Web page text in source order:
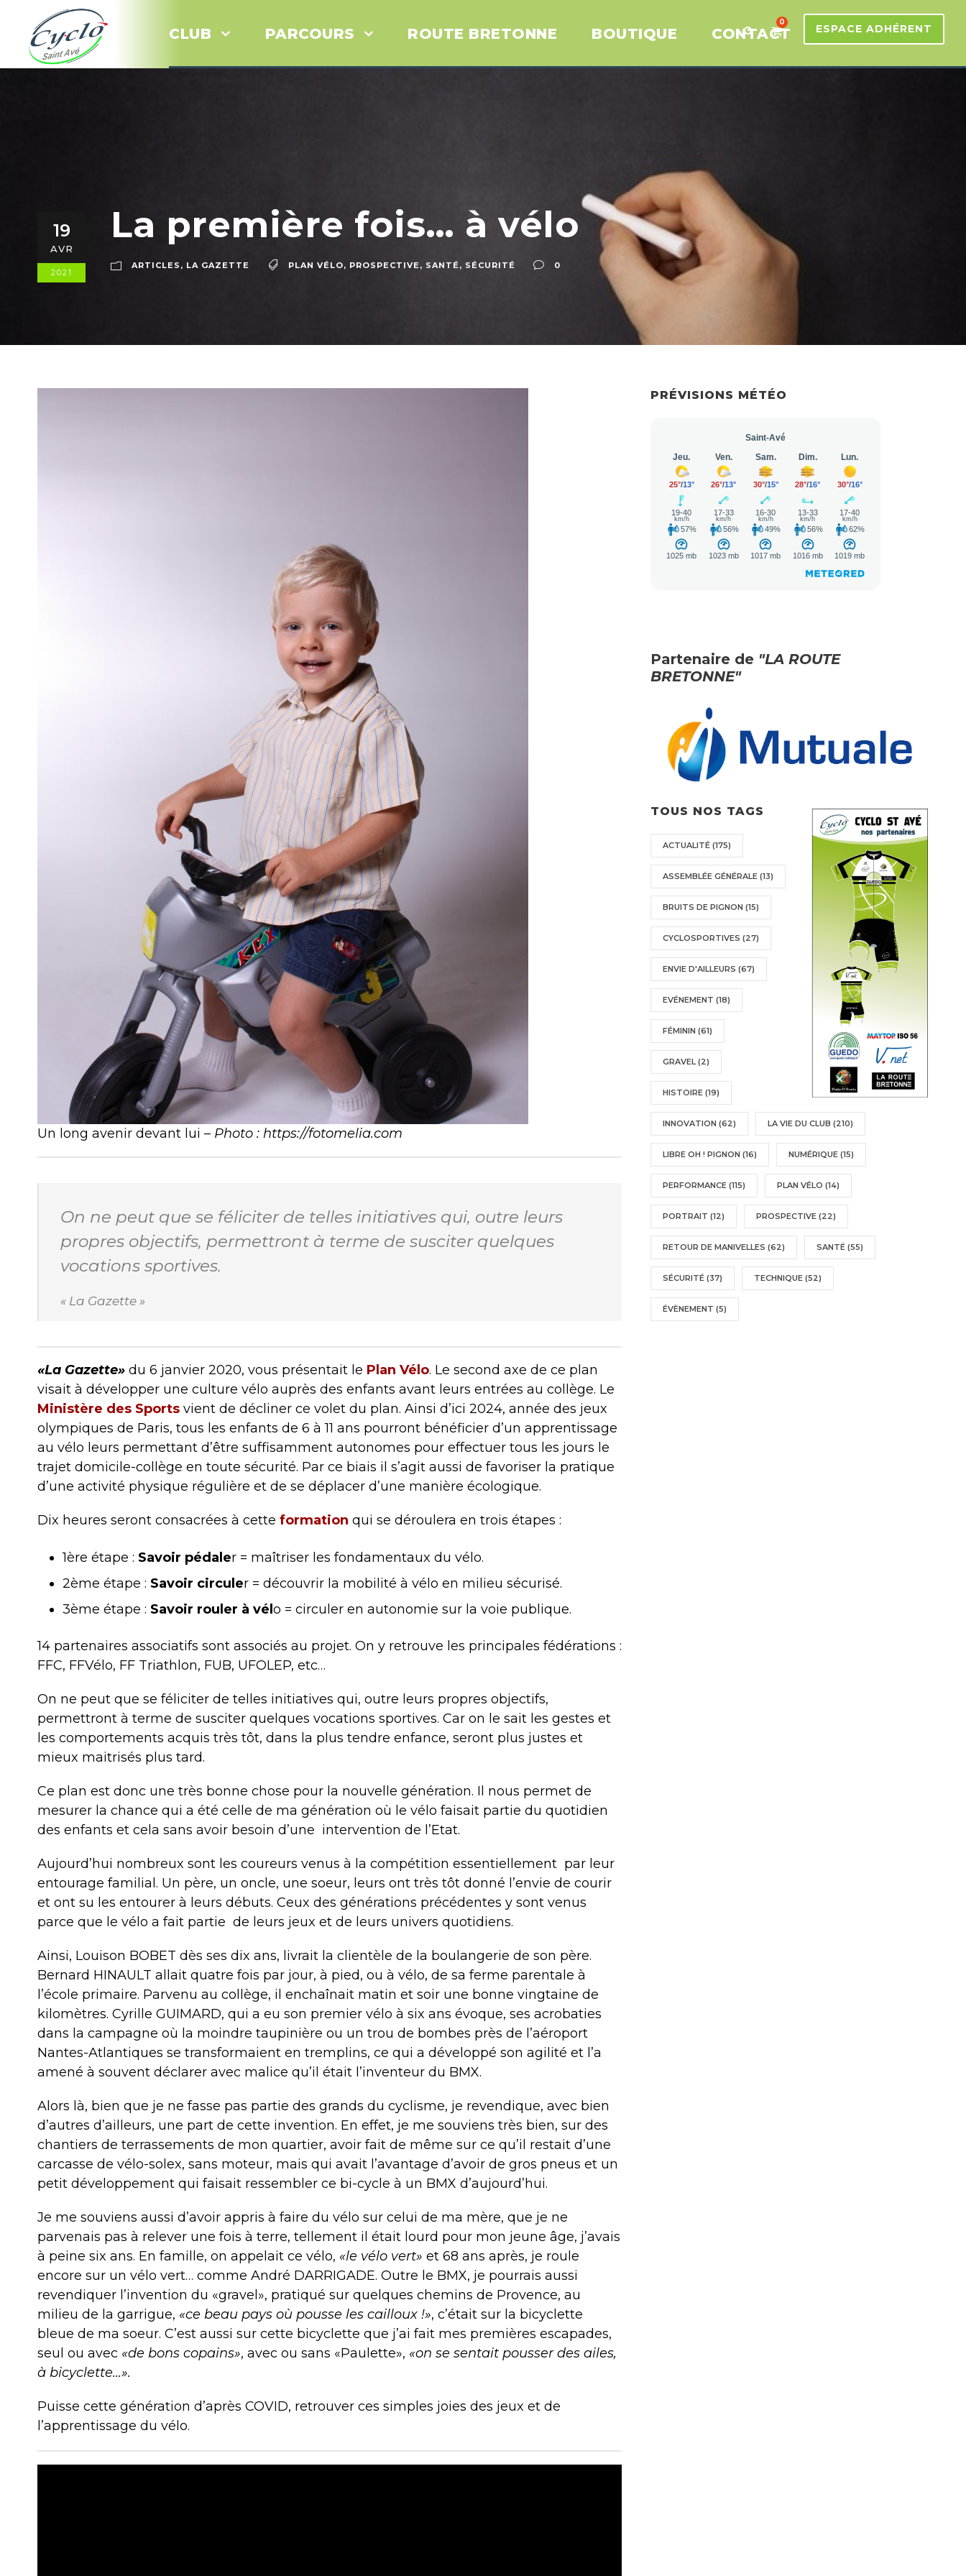
CLUB PARCOURS ROUTE BRETONNE BOUTIQUE CONTACT
0
ESPACE ADHÉRENT
19
AVR
2021
La première fois… à vélo
ARTICLES , LA GAZETTE PLAN VÉLO, PROSPECTIVE , SANTÉ , SÉCURITÉ 0
Un long avenir devant lui – Photo : https://fotomelia.com
On ne peut que se féliciter de telles initiatives qui, outre leurs
propres objectifs, permettront à terme de susciter quelques
vocations sportives.
« La Gazette »
«La Gazette» du 6 janvier 2020, vous présentait le Plan Vélo. Le second axe de ce plan
visait à développer une culture vélo auprès des enfants avant leurs entrées au collège. Le
Ministère des Sports vient de décliner ce volet du plan. Ainsi d’ici 2024, année des jeux
olympiques de Paris, tous les enfants de 6 à 11 ans pourront bénéficier d’un apprentissage
au vélo leurs permettant d’être suffisamment autonomes pour effectuer tous les jours le
trajet domicile-collège en toute sécurité. Par ce biais il s’agit aussi de favoriser la pratique
d’une activité physique régulière et de se déplacer d’une manière écologique.
Dix heures seront consacrées à cette formation qui se déroulera en trois étapes :
1ère étape : Savoir pédaler = maîtriser les fondamentaux du vélo.
2ème étape : Savoir circuler = découvrir la mobilité à vélo en milieu sécurisé.
3ème étape : Savoir rouler à vél o = circuler en autonomie sur la voie publique.
14 partenaires associatifs sont associés au projet. On y retrouve les principales fédérations :
FFC, FFVélo, FF Triathlon, FUB, UFOLEP, etc…
On ne peut que se féliciter de telles initiatives qui, outre leurs propres objectifs,
permettront à terme de susciter quelques vocations sportives. Car on le sait les gestes et
les comportements acquis très tôt, dans la plus tendre enfance, seront plus justes et
mieux maitrisés plus tard.
Ce plan est donc une très bonne chose pour la nouvelle génération. Il nous permet de
mesurer la chance qui a été celle de ma génération où le vélo faisait partie du quotidien
des enfants et cela sans avoir besoin d’une intervention de l’Etat.
Aujourd’hui nombreux sont les coureurs venus à la compétition essentiellement par leur
entourage familial. Un père, un oncle, une soeur, leurs ont très tôt donné l’envie de courir
et ont su les entourer à leurs débuts. Ceux des générations précédentes y sont venus
parce que le vélo a fait partie de leurs jeux et de leurs univers quotidiens.
Ainsi, Louison BOBET dès ses dix ans, livrait la clientèle de la boulangerie de son père.
Bernard HINAULT allait quatre fois par jour, à pied, ou à vélo, de sa ferme parentale à
l’école primaire. Parvenu au collège, il enchaînait matin et soir une bonne vingtaine de
kilomètres. Cyrille GUIMARD, qui a eu son premier vélo à six ans évoque, ses acrobaties
dans la campagne où la moindre taupinière ou un trou de bombes près de l’aéroport
Nantes-Atlantiques se transformaient en tremplins, ce qui a développé son agilité et l’a
amené à souvent déclarer avec malice qu’il était l’inventeur du BMX.
Alors là, bien que je ne fasse pas partie des grands du cyclisme, je revendique, avec bien
d’autres d’ailleurs, une part de cette invention. En effet, je me souviens très bien, sur des
chantiers de terrassements de mon quartier, avoir fait de même sur ce qu’il restait d’une
carcasse de vélo-solex, sans moteur, mais qui avait l’avantage d’avoir de gros pneus et un
petit développement qui faisait ressembler ce bi-cycle à un BMX d’aujourd’hui.
Je me souviens aussi d’avoir appris à faire du vélo sur celui de ma mère, que je ne
parvenais pas à relever une fois à terre, tellement il était lourd pour mon jeune âge, j’avais
à peine six ans. En famille, on appelait ce vélo, «le vélo vert» et 68 ans après, je roule
encore sur un vélo vert… comme André DARRIGADE. Outre le BMX, je pourrais aussi
revendiquer l’invention du «gravel», pratiqué sur quelques chemins de Provence, au
milieu de la garrigue, «ce beau pays où pousse les cailloux !», c’était sur la bicyclette
bleue de ma soeur. C’est aussi sur cette bicyclette que j’ai fait mes premières escapades,
seul ou avec «de bons copains», avec ou sans «Paulette», «on se sentait pousser des ailes,
à bicyclette…».
Puisse cette génération d’après COVID, retrouver ces simples joies des jeux et de
l’apprentissage du vélo.
PRÉVISIONS MÉTÉO
Partenaire de "LA ROUTE
BRETONNE"
TOUS NOS TAGS
ACTUALITÉ (175)
ASSEMBLÉE GÉNÉRALE (13)
BRUITS DE PIGNON (15)
CYCLOSPORTIVES (27)
ENVIE D'AILLEURS (67)
EVÉNEMENT (18)
FÉMININ (61)
GRAVEL (2)
HISTOIRE (19)
INNOVATION (62) LA VIE DU CLUB (210)
LIBRE OH ! PIGNON (16) NUMÉRIQUE (15)
PERFORMANCE (115) PLAN VÉLO (14)
PORTRAIT (12) PROSPECTIVE (22)
RETOUR DE MANIVELLES (62) SANTÉ (55)
SÉCURITÉ (37) TECHNIQUE (52)
ÉVÈNEMENT (5)